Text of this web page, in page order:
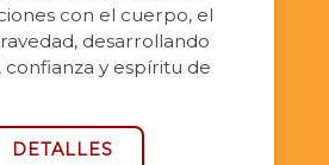
con el cuerpo, el
desarrollando
confianza y espíritu de
DETALLES